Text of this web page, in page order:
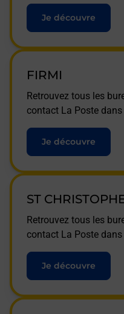
Je découvre
FIRMI
Retrouvez tous les
contact La Poste
Je découvre
ST
Retrouvez tous les
contact La Poste
Je découvre